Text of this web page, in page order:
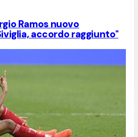
Ramos nuovo
accordo raggiunto"